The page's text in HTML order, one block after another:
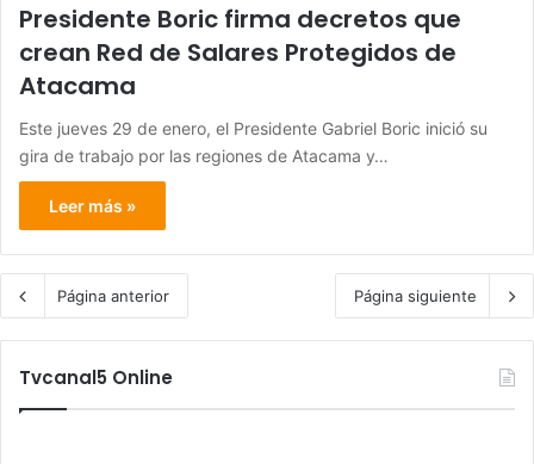
Presidente Boric firma decretos que
crean Red de Salares Protegidos de
Atacama
Este jueves 29 de enero, el Presidente Gabriel Boric inició su
gira de trabajo por las regiones de Atacama y…
Leer más »
Página anterior Página siguiente
Tvcanal5 Online